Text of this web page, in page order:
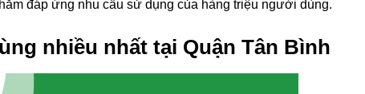
đáp ứng nhu cầu sử dụng của hàng triệu người dùng.
nhiều nhất tại Quận Tân Bình